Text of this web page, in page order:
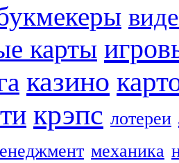
карты
казино
крэпс лотереи
механика